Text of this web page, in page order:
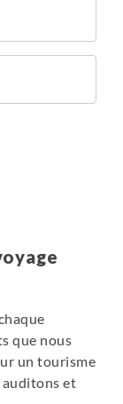
que nous
un tourisme
auditons et